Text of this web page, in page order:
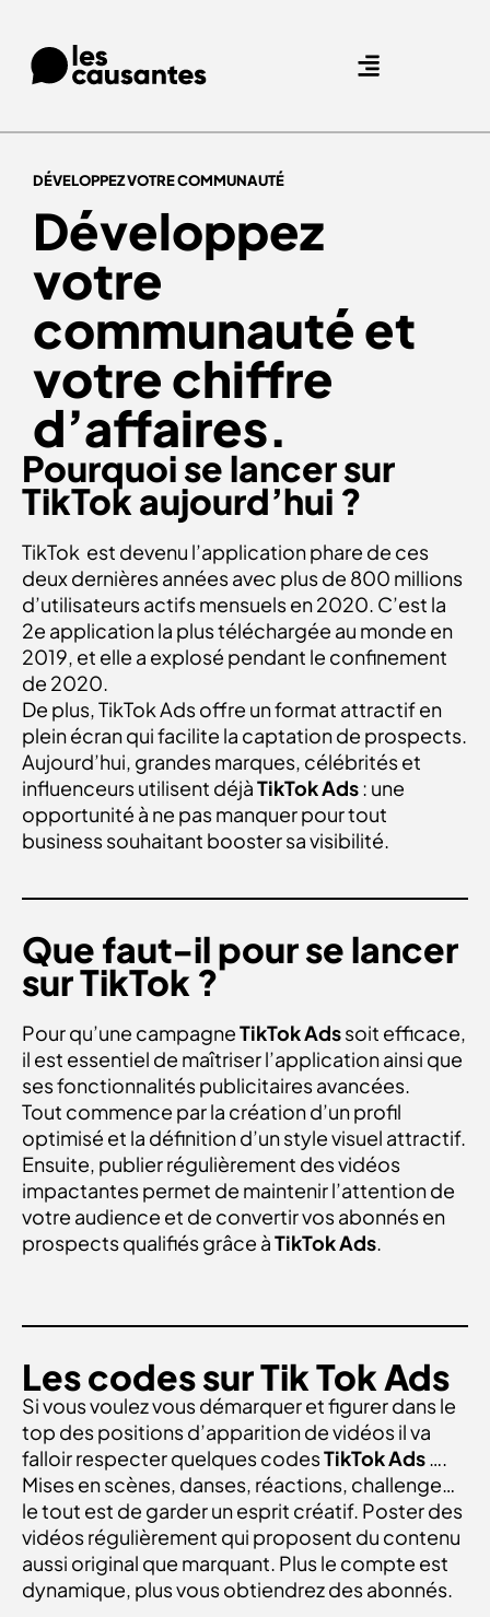
DÉVELOPPEZ VOTRE COMMUNAUTÉ
Développez
votre
communauté et
votre chiffre
d’affaires.
Pourquoi se lancer sur
TikTok aujourd’hui ?
TikTok est devenu l’application phare de ces
deux dernières années avec plus de 800 millions
d’utilisateurs actifs mensuels en 2020. C’est la
2e application la plus téléchargée au monde en
2019, et elle a explosé pendant le confinement
de 2020.
De plus, TikTok Ads offre un format attractif en
plein écran qui facilite la captation de prospects.
Aujourd’hui, grandes marques, célébrités et
influenceurs utilisent déjàTikTok Ads: une
opportunité à ne pas manquer pour tout
business souhaitant booster sa visibilité.
Que faut-il pour se lancer
sur TikTok ?
Pour qu’une campagneTikTok Adssoit efficace,
il est essentiel de maîtriser l’application ainsi que
ses fonctionnalités publicitaires avancées.
Tout commence par la création d’un profil
optimisé et la définition d’un style visuel attractif.
Ensuite, publier régulièrement des vidéos
impactantes permet de maintenir l’attention de
votre audience et de convertir vos abonnés en
prospects qualifiés grâce àTikTok Ads
Les codes sur Tik Tok Ads
Si vous voulez vous démarquer et figurer dans le
top des positions d’apparition de vidéos il va
falloir respecter quelques codesTikTok Ads….
Mises en scènes, danses, réactions, challenge…
le tout est de garder un esprit créatif. Poster des
vidéos régulièrement qui proposent du contenu
aussi original que marquant. Plus le compte est
dynamique, plus vous obtiendrez des abonnés.